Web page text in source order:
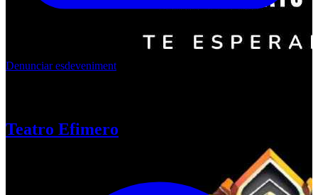
Denunciar esdeveniment
Teatro Efimero